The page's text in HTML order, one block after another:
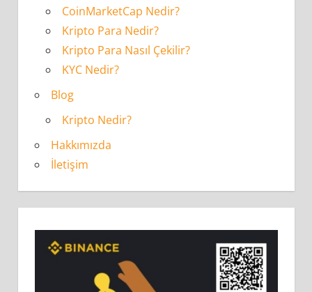
CoinMarketCap Nedir?
Kripto Para Nedir?
Kripto Para Nasıl Çekilir?
KYC Nedir?
Blog
Kripto Nedir?
Hakkımızda
İletişim